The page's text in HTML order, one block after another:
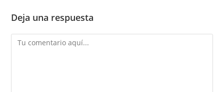
Deja una respuesta
Comentario